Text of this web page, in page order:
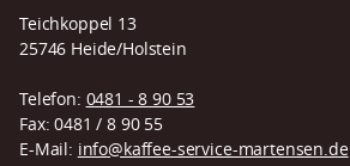
Teichkoppel 13
25746 Heide/Holstein
Telefon: 0481 - 8 90 53
Fax: 0481 / 8 90 55
E-Mail: info@kaffee-service-martensen.de